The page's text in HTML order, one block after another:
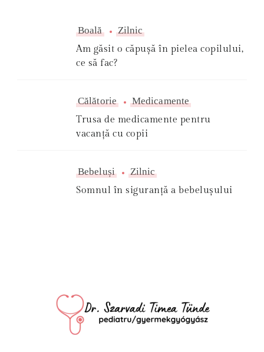
Boală
Zilnic
Am găsit o căpușă în pielea copilului,
ce să fac?
Călătorie
Medicamente
Trusa de medicamente pentru
vacanță cu copii
Bebeluși
Zilnic
Somnul în siguranță a bebelușului